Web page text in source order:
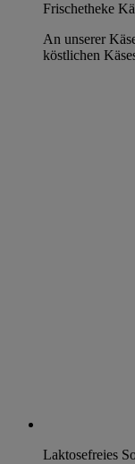
Frischetheke
An unserer
köstlichen
Laktosefreies